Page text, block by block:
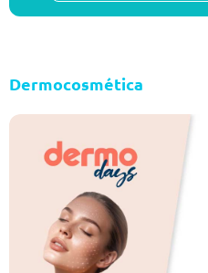
Dermocosmética